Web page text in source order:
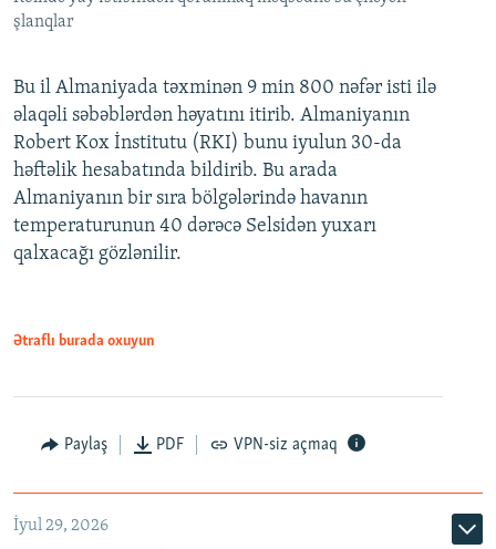
şlanqlar
Bu il Almaniyada təxminən 9 min 800 nəfər isti ilə
əlaqəli səbəblərdən həyatını itirib. Almaniyanın
Robert Kox İnstitutu (RKI) bunu iyulun 30-da
həftəlik hesabatında bildirib. Bu arada
Almaniyanın bir sıra bölgələrində havanın
temperaturunun 40 dərəcə Selsidən yuxarı
qalxacağı gözlənilir.
Ətraflı burada oxuyun
Paylaş PDF VPN-siz açmaq
İyul 29, 2026